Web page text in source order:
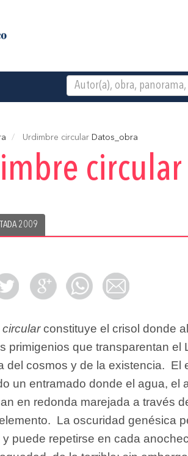
Urdimbre circular Datos_obra
circular
2009
constituye el crisol donde
primigenios que transparentan el
del cosmos y de la existencia. El
un entramado donde el agua, el
en redonda marejada a través
La oscuridad genésica
y puede repetirse en cada